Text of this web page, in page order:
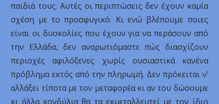
παιδιά τους. Αυτές οι περιπτώσεις δεν έχουν καμία
σχέση με το προσφυγικό. Κι ενώ βλέπουμε ποιες
είναι οι δυσκολίες που έχουν για να περάσουν από
την Ελλάδα, δεν αναρωτιόμαστε πώς διασχίζουν
περιοχές αφιλόξενες χωρίς ουσιαστικά κανένα
πρόβλημα εκτός από την πληρωμή. Δεν πρόκειται ν’
αλλάξει τίποτα με τον μεταφορέα κι αν του δώσουμε
κι άλλα κονδύλια θα τα εκμεταλλευτεί με τον ίδιο